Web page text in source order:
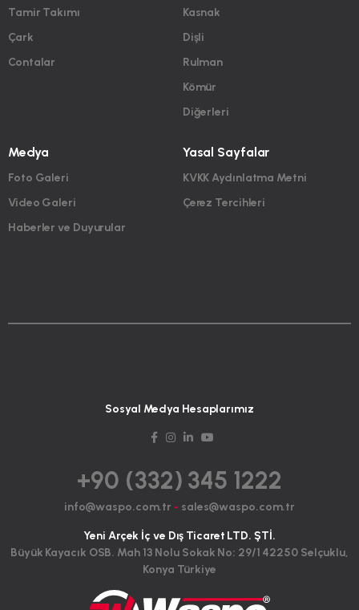
Tamir Takımı
Çark
Contalar
Kasnak
Dişli
Rulman
Kömür
Diğerleri
Medya
Foto Galeri
Video Galeri
Haberler ve Duyurular
Yasal Sayfalar
KVKK Aydınlatma Metni
Çerez Tercihleri
Sosyal Medya Hesaplarımız
+90 (332) 345 1222
info@waspo.com.tr - sales@waspo.com.tr
Yeni Arçek İç ve Dış Ticaret LTD. ŞTİ.
Büyük Kayacık OSB. Mah 13 Nolu Sokak No: 29/1 42250 Selçuklu,
Konya Türkiye